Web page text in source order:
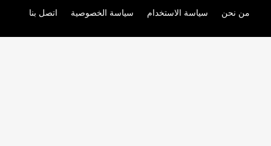
من نحن سياسة الاستخدام سياسة الخصوصية اتصل بنا